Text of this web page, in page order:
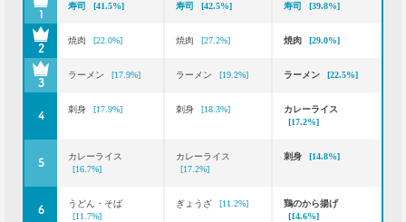
1
寿司 [41.5%] 寿司 [42.5%] 寿司 [39.8%]
2
焼肉 [22.0%] 焼肉 [27.2%] 焼肉 [29.0%]
3
ラーメン [17.9%] ラーメン [19.2%] ラーメン [22.5%]
4
刺身 [17.9%] 刺身 [18.3%]
カレーライス
[17.2%]
5
カレーライス
[16.7%]
カレーライス
[17.2%]
刺身 [14.8%]
6
うどん・そば
[11.7%]
ぎょうざ [11.2%]
鶏のから揚げ
[14.6%]